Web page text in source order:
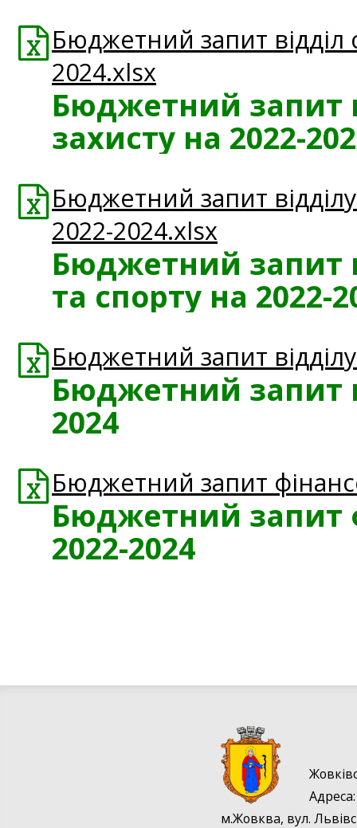
Бюджетний запит відділ
2024.xlsx
Бюджетний запит
захисту на 2022-
Бюджетний запит
2022-2024.xlsx
Бюджетний запит
та спорту на 2022-
Бюджетний запит
Бюджетний запит
2024
Бюджетний запит
Бюджетний запит
2022-2024
м.Жовква, вул.